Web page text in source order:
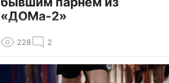
«ДОМа-2»
228 2